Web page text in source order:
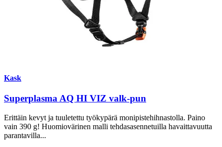
Kask
Superplasma AQ HI VIZ valk-pun
Erittäin kevyt ja tuuletettu työkypärä monipistehihnastolla. Paino
vain 390 g! Huomiovärinen malli tehdasasennetuilla havaittavuutta
parantavilla...